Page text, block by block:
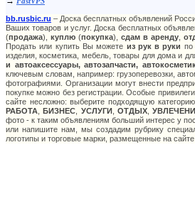
bb.rusbic.ru – Доска бесплатных объявлений
Ваших товаров и услуг. Доска бесплатных
(продажа), куплю (покупка), сдам в аренду
Продать или купить Вы можете из рук в руки по
изделия, косметика, мебель, товары для дома и
и автоаксессуары, автозапчасти,
ключевым словам, например: грузоперевозки,
фотографиями. Организации могут внести
покупке можно без регистрации. Особые
сайте несложно: выберите подходящую
РАБОТА ,БИЗНЕС УСЛУГИ,ОТДЫХ ,
фото - к таким объявлениям больший интерес у
или напишите нам, мы создадим рубрику
логотипы и торговые марки, размещенные на